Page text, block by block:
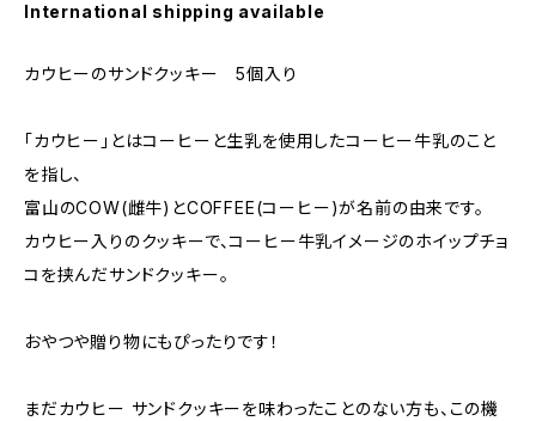
International shipping available
カウヒーのサンドクッキー 5個入り
「カウヒー」とはコーヒーと生乳を使用したコーヒー牛乳のこと
を指し、
富山のCOW(雌牛)とCOFFEE(コーヒー)が名前の由来です。
カウヒー入りのクッキーで、コーヒー牛乳イメージのホイップチョ
コを挟んだサンドクッキー。
おやつや贈り物にもぴったりです！
まだカウヒー サンドクッキーを味わったことのない方も、この機